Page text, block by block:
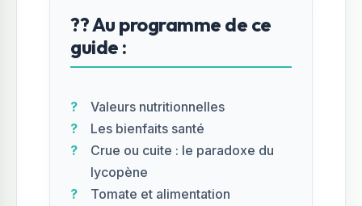
?? Au programme de ce
guide :
Valeurs nutritionnelles
Les bienfaits santé
Crue ou cuite : le paradoxe du
lycopène
Tomate et alimentation